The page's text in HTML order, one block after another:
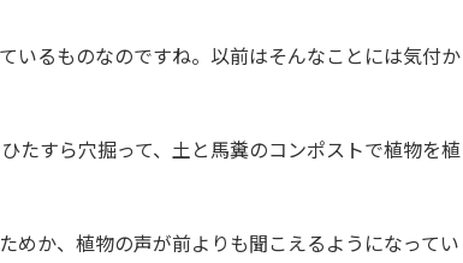
いるものなのですね。以前はそんなことには気付か
たすら穴掘って、土と馬糞のコンポストで植物を植
めか、植物の声が前よりも聞こえるようになってい